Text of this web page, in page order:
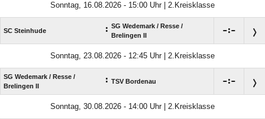
Sonntag, 16.08.2026 - 15:00 Uhr | 2.Kreisklasse
SC Steinhude : SG Wedemark /​ Resse /​
Brelingen II
:
Sonntag, 23.08.2026 - 12:45 Uhr | 2.Kreisklasse
SG Wedemark /​ Resse /​
Brelingen II
: TSV Bordenau :
Sonntag, 30.08.2026 - 14:00 Uhr | 2.Kreisklasse